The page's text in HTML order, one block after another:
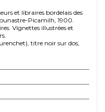
et libraires bordelais des
Picamilh, 1900.
Vignettes illustrées et
titre noir sur dos,